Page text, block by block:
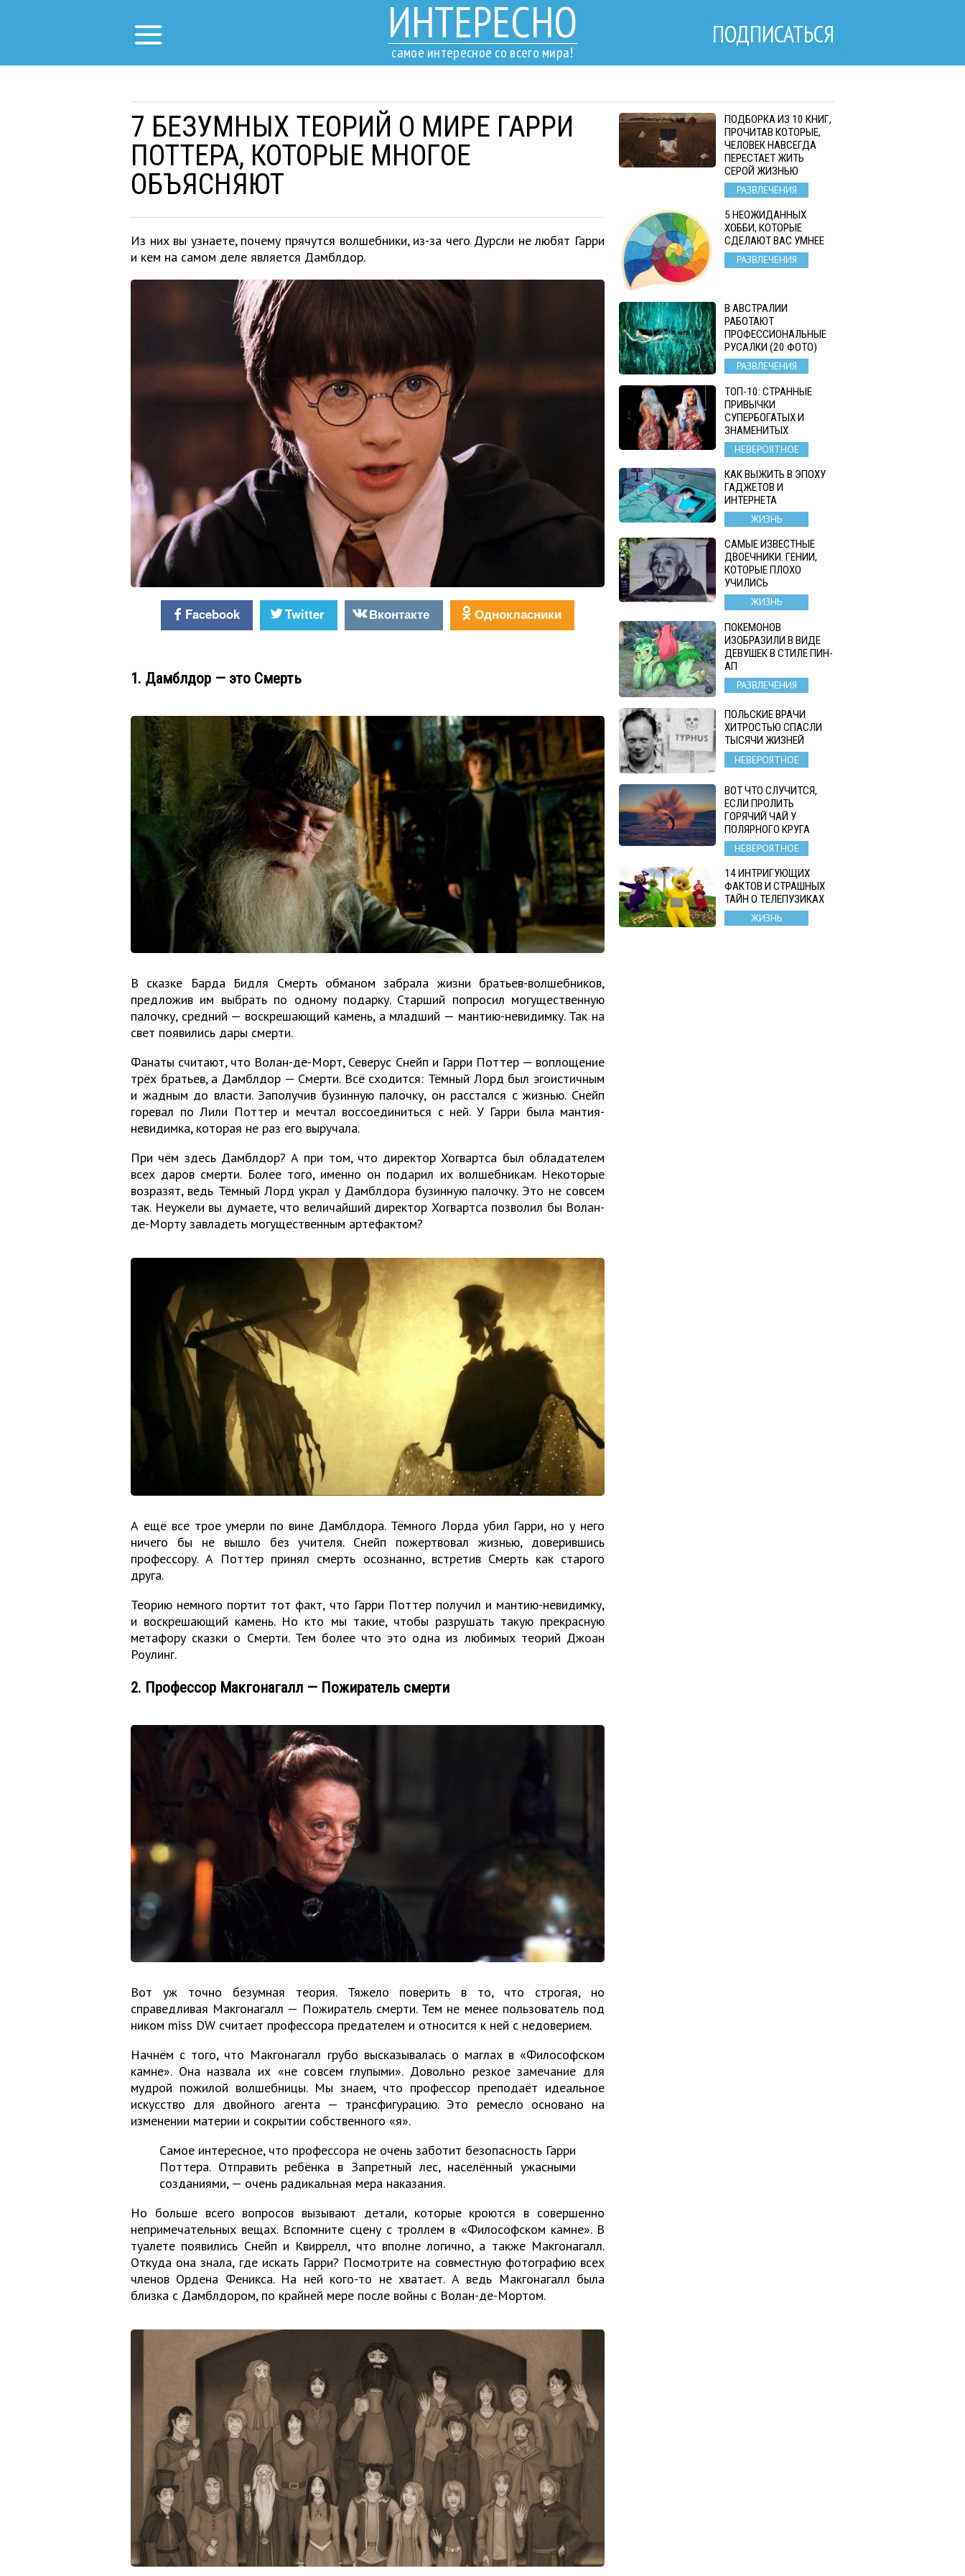
ИНТЕРЕСНО
самое интересное со всего мира!
ПОДПИСАТЬСЯ
7 БЕЗУМНЫХ ТЕОРИЙ О МИРЕ ГАРРИ
ПОТТЕРА, КОТОРЫЕ МНОГОЕ
ОБЪЯСНЯЮТ
Из них вы узнаете, почему прячутся волшебники, из-за чего Дурсли не любят Гарри
и кем на самом деле является Дамблдор.
Facebook Twitter Вконтакте Однокласники
1. Дамблдор — это Смерть
В сказке Барда Бидля Смерть обманом забрала жизни братьев-волшебников,
предложив им выбрать по одному подарку. Старший попросил могущественную
палочку, средний — воскрешающий камень, а младший — мантию-невидимку. Так на
свет появились дары смерти.
Фанаты считают, что Волан-де-Морт, Северус Снейп и Гарри Поттер — воплощение
трёх братьев, а Дамблдор — Смерти. Всё сходится: Тёмный Лорд был эгоистичным
и жадным до власти. Заполучив бузинную палочку, он расстался с жизнью. Снейп
горевал по Лили Поттер и мечтал воссоединиться с ней. У Гарри была мантия-
невидимка, которая не раз его выручала.
При чём здесь Дамблдор? А при том, что директор Хогвартса был обладателем
всех даров смерти. Более того, именно он подарил их волшебникам. Некоторые
возразят, ведь Тёмный Лорд украл у Дамблдора бузинную палочку. Это не совсем
так. Неужели вы думаете, что величайший директор Хогвартса позволил бы Волан-
де-Морту завладеть могущественным артефактом?
А ещё все трое умерли по вине Дамблдора. Тёмного Лорда убил Гарри, но у него
ничего бы не вышло без учителя. Снейп пожертвовал жизнью, доверившись
профессору. А Поттер принял смерть осознанно, встретив Смерть как старого
друга.
Теорию немного портит тот факт, что Гарри Поттер получил и мантию-невидимку,
и воскрешающий камень. Но кто мы такие, чтобы разрушать такую прекрасную
метафору сказки о Смерти. Тем более что это одна из любимых теорий Джоан
Роулинг.
2. Профессор Макгонагалл — Пожиратель смерти
Вот уж точно безумная теория. Тяжело поверить в то, что строгая, но
справедливая Макгонагалл — Пожиратель смерти. Тем не менее пользователь под
ником miss DW считает профессора предателем и относится к ней с недоверием.
Начнём с того, что Макгонагалл грубо высказывалась о маглах в «Философском
камне». Она назвала их «не совсем глупыми». Довольно резкое замечание для
мудрой пожилой волшебницы. Мы знаем, что профессор преподаёт идеальное
искусство для двойного агента — трансфигурацию. Это ремесло основано на
изменении материи и сокрытии собственного «я».
Самое интересное, что профессора не очень заботит безопасность Гарри
Поттера. Отправить ребёнка в Запретный лес, населённый ужасными
созданиями, — очень радикальная мера наказания.
Но больше всего вопросов вызывают детали, которые кроются в совершенно
непримечательных вещах. Вспомните сцену с троллем в «Философском камне». В
туалете появились Снейп и Квиррелл, что вполне логично, а также Макгонагалл.
Откуда она знала, где искать Гарри? Посмотрите на совместную фотографию всех
членов Ордена Феникса. На ней кого-то не хватает. А ведь Макгонагалл была
близка с Дамблдором, по крайней мере после войны с Волан-де-Мортом.
ПОДБОРКА ИЗ 10 КНИГ,
ПРОЧИТАВ КОТОРЫЕ,
ЧЕЛОВЕК НАВСЕГДА
ПЕРЕСТАЕТ ЖИТЬ
СЕРОЙ ЖИЗНЬЮ
РАЗВЛЕЧЕНИЯ
5 НЕОЖИДАННЫХ
ХОББИ, КОТОРЫЕ
СДЕЛАЮТ ВАС УМНЕЕ
РАЗВЛЕЧЕНИЯ
В АВСТРАЛИИ
РАБОТАЮТ
ПРОФЕССИОНАЛЬНЫЕ
РУСАЛКИ (20 ФОТО)
РАЗВЛЕЧЕНИЯ
ТОП-10: СТРАННЫЕ
ПРИВЫЧКИ
СУПЕРБОГАТЫХ И
ЗНАМЕНИТЫХ
НЕВЕРОЯТНОЕ
КАК ВЫЖИТЬ В ЭПОХУ
ГАДЖЕТОВ И
ИНТЕРНЕТА
ЖИЗНЬ
САМЫЕ ИЗВЕСТНЫЕ
ДВОЕЧНИКИ. ГЕНИИ,
КОТОРЫЕ ПЛОХО
УЧИЛИСЬ
ЖИЗНЬ
ПОКЕМОНОВ
ИЗОБРАЗИЛИ В ВИДЕ
ДЕВУШЕК В СТИЛЕ ПИН-
АП
РАЗВЛЕЧЕНИЯ
ПОЛЬСКИЕ ВРАЧИ
ХИТРОСТЬЮ СПАСЛИ
ТЫСЯЧИ ЖИЗНЕЙ
НЕВЕРОЯТНОЕ
ВОТ ЧТО СЛУЧИТСЯ,
ЕСЛИ ПРОЛИТЬ
ГОРЯЧИЙ ЧАЙ У
ПОЛЯРНОГО КРУГА
НЕВЕРОЯТНОЕ
14 ИНТРИГУЮЩИХ
ФАКТОВ И СТРАШНЫХ
ТАЙН О ТЕЛЕПУЗИКАХ
ЖИЗНЬ